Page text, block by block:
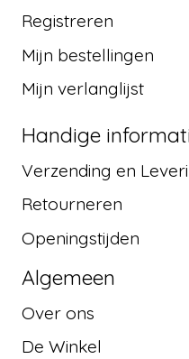
Registreren
Mijn bestellingen
Mijn verlanglijst
Handige
Verzending en
Retourneren
Openingstijden
Algemeen
Over ons
De Winkel